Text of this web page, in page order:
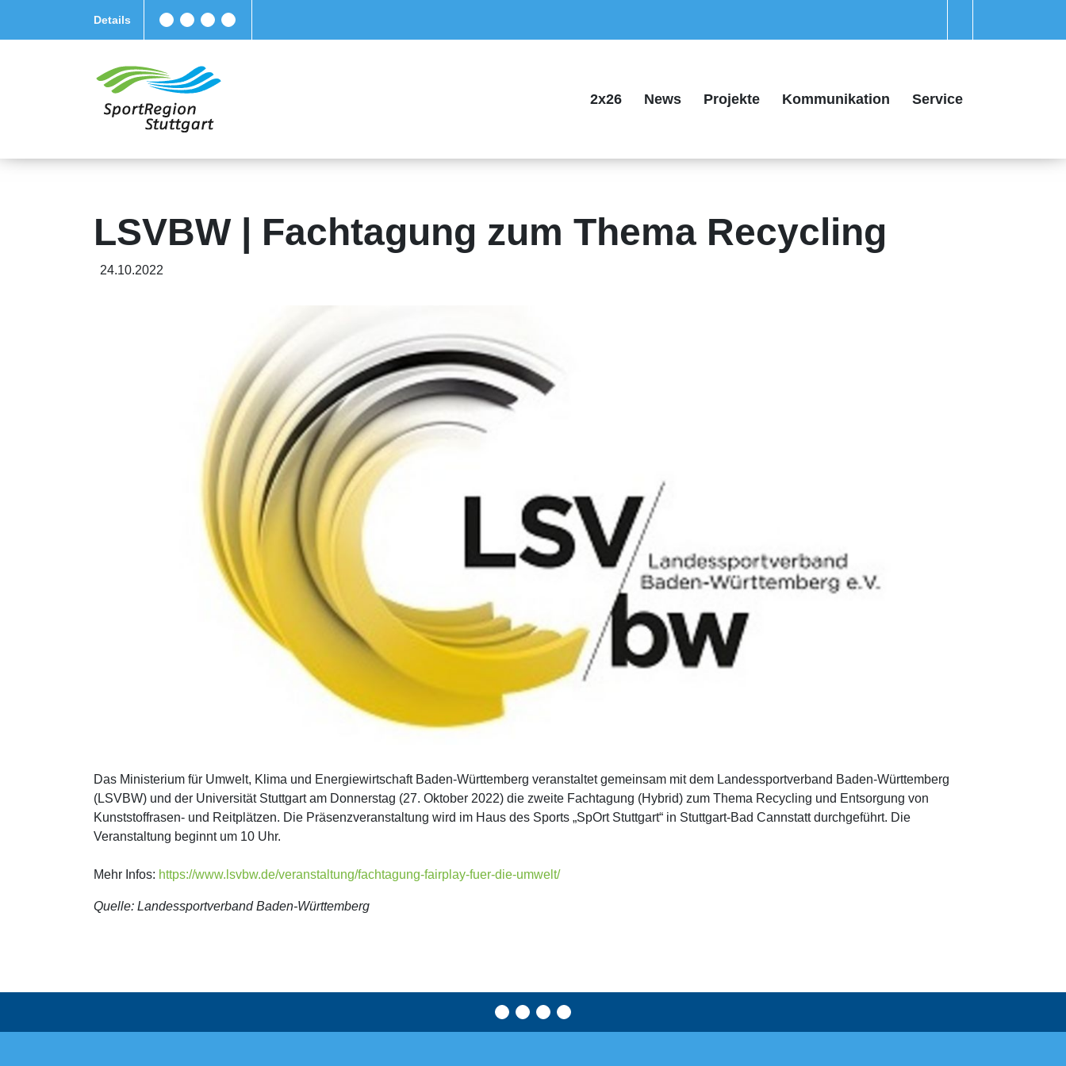
Details
2x26 News Projekte Kommunikation Service
LSVBW | Fachtagung zum Thema Recycling
24.10.2022
Das Ministerium für Umwelt, Klima und Energiewirtschaft Baden-Württemberg veranstaltet gemeinsam mit dem Landessportverband Baden-Württemberg
(LSVBW) und der Universität Stuttgart am Donnerstag (27. Oktober 2022) die zweite Fachtagung (Hybrid) zum Thema Recycling und Entsorgung von
Kunststoffrasen- und Reitplätzen. Die Präsenzveranstaltung wird im Haus des Sports „SpOrt Stuttgart“ in Stuttgart-Bad Cannstatt durchgeführt. Die
Veranstaltung beginnt um 10 Uhr.
Mehr Infos: https://www.lsvbw.de/veranstaltung/fachtagung-fairplay-fuer-die-umwelt/
Quelle: Landessportverband Baden-Württemberg